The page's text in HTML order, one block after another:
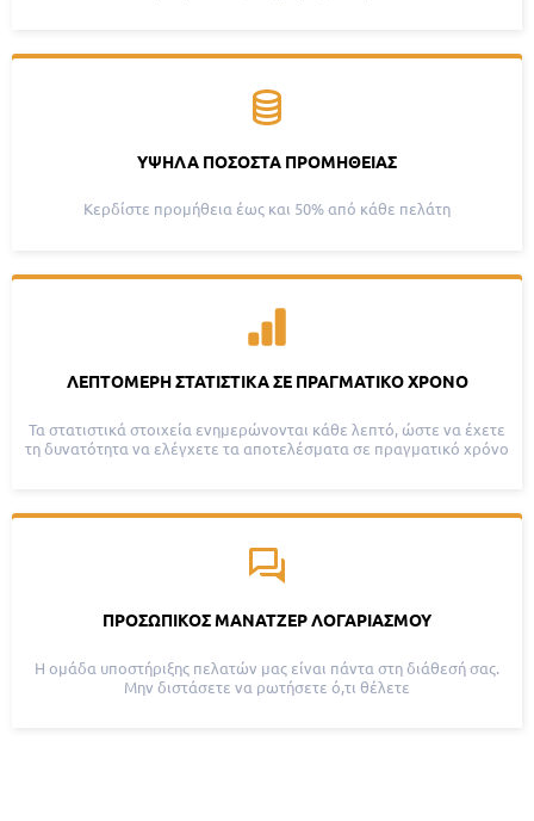
ΥΨΗΛΆ ΠΟΣΟΣΤΆ ΠΡΟΜΉΘΕΙΑΣ
Κερδίστε προμήθεια έως και 50% από κάθε πελάτη
ΛΕΠΤΟΜΕΡΉ ΣΤΑΤΙΣΤΙΚΆ ΣΕ ΠΡΑΓΜΑΤΙΚΌ ΧΡΌΝΟ
Τα στατιστικά στοιχεία ενημερώνονται κάθε λεπτό, ώστε να έχετε
τη δυνατότητα να ελέγχετε τα αποτελέσματα σε πραγματικό χρόνο
ΠΡΟΣΩΠΙΚΌΣ ΜΆΝΑΤΖΕΡ ΛΟΓΑΡΙΑΣΜΟΎ
Η ομάδα υποστήριξης πελατών μας είναι πάντα στη διάθεσή σας.
Μην διστάσετε να ρωτήσετε ό,τι θέλετε